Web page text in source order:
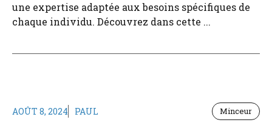
une expertise adaptée aux besoins spécifiques de
chaque individu. Découvrez dans cette ...
AOÛT 8, 2024 PAUL Minceur